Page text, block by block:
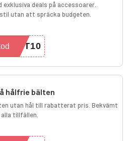
exklusiva deals på accessoarer.
utan att spräcka budgeten.
RT10
hålfrie bälten
utan hål till rabatterat pris. Bekvämt
tillfällen.